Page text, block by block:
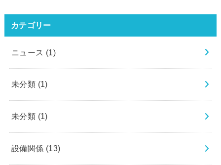
カテゴリー
ニュース (1)
未分類 (1)
未分類 (1)
設備関係 (13)